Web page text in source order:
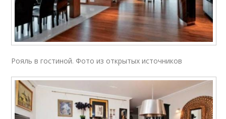
Рояль в гостиной. Фото из открытых источников